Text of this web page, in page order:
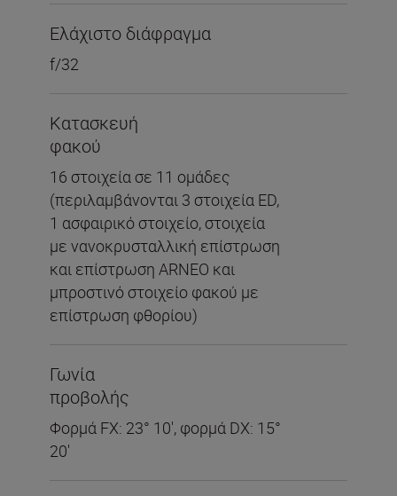
Ελάχιστο διάφραγμα
f/32
Κατασκευή
φακού
16 στοιχεία σε 11 ομάδες
(περιλαμβάνονται 3 στοιχεία ED,
1 ασφαιρικό στοιχείο, στοιχεία
με νανοκρυσταλλική επίστρωση
και επίστρωση ARNEO και
μπροστινό στοιχείο φακού με
επίστρωση φθορίου)
Γωνία
προβολής
Φορμά FX: 23° 10', φορμά DX: 15°
20'